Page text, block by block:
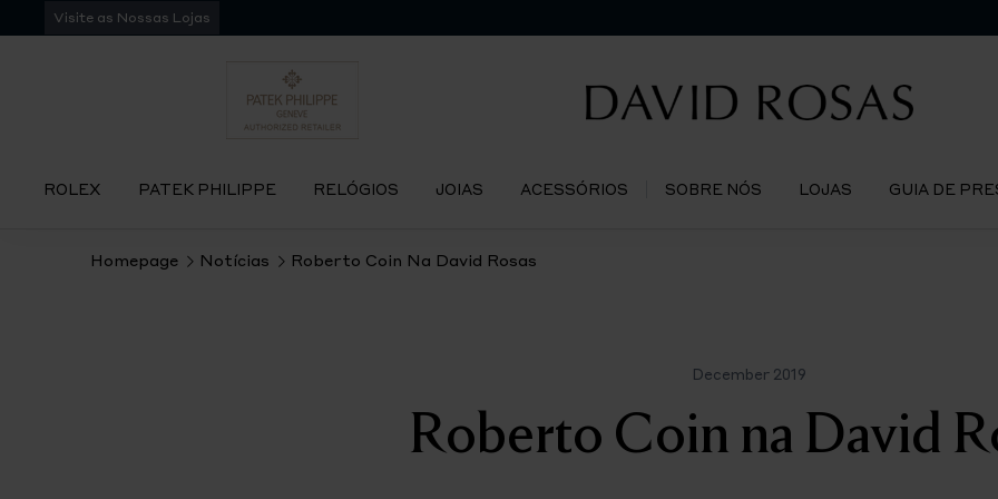
para
Visite as Nossas Lojas
ROLEX PATEK PHILIPPE RELÓGIOS JOIAS ACESSÓRIOS SOBRE NÓS LOJAS GUIA DE
Homepage Notícias Roberto Coin Na David Rosas
December 2019
Roberto Coin na David